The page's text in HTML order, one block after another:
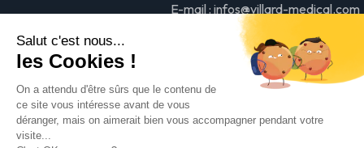
E-mail : infos@villard-medical.com
Chariots & Guéridons
médicaux
Tables & Plans de travail
médicaux
Gestion du linge &
Entreprise
Qui sommes nous ?
Savoir-faire
Projets #MadeinVillard